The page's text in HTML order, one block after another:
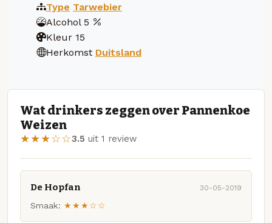
Type Tarwebier
Alcohol 5
Kleur 15
Herkomst Duitsland
Wat drinkers zeggen over Pannenkoe
Weizen
★★★☆☆3.5 uit 1 review
De Hopfan 30-05-2019
Smaak: ★★★☆☆